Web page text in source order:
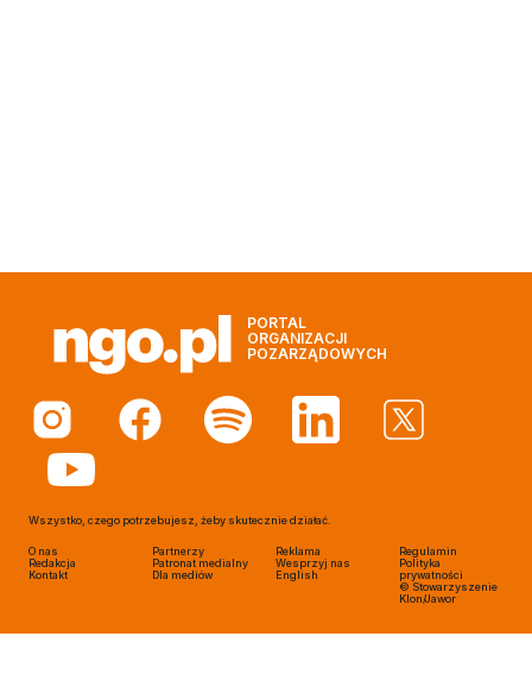
PORTAL
ORGANIZACJI
POZARZĄDOWYCH
Wszystko, czego potrzebujesz, żeby skutecznie działać.
O nas
Redakcja
Kontakt
Partnerzy
Patronat medialny
Dla mediów
Reklama
Wesprzyj nas
English
Regulamin
Polityka
prywatności
© Stowarzyszenie
Klon/Jawor